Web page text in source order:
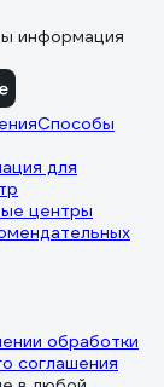
информация
Способы
для
центры
обработки
соглашения